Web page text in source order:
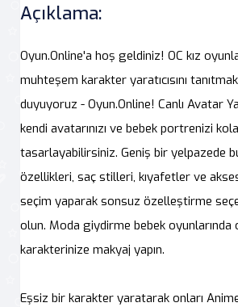
Açıklama:
Oyun.Online'a hoş geldiniz! OC kız
muhteşem karakter yaratıcısını
duyuyoruz - Oyun.Online! Canlı Avatar
kendi avatarınızı ve bebek portrenizi
tasarlayabilirsiniz. Geniş bir yelpazede
özellikleri, saç stilleri, kıyafetler ve
seçim yaparak sonsuz özelleştirme
olun. Moda giydirme bebek oyunlarında
karakterinize makyaj yapın.
Eşsiz bir karakter yaratarak onları